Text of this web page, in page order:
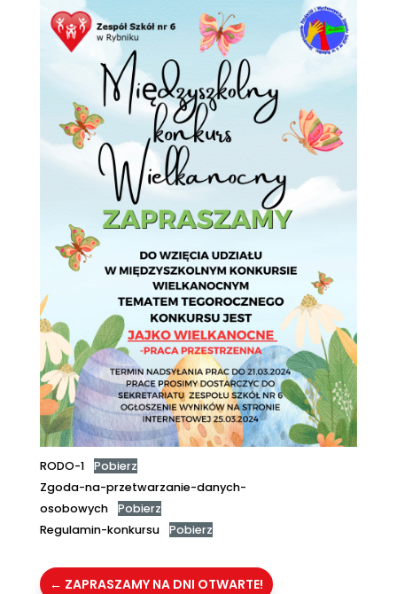
RODO-1
Pobierz
Zgoda-na-przetwarzanie-danych-
osobowych
Pobierz
Regulamin-konkursu
Pobierz
← ZAPRASZAMY NA DNI OTWARTE!